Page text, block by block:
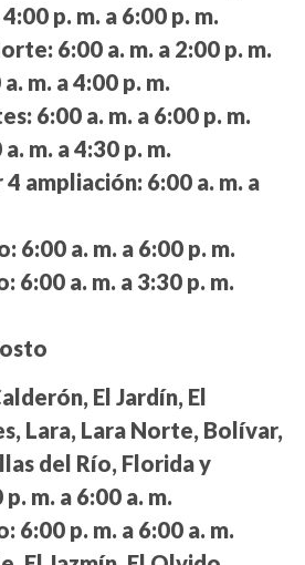
4:00 p. m. a 6:00 p. m.
6:00 a. m. a 2:00 p. m.
m. a 4:00 p. m.
6:00 a. m. a 6:00 p. m.
m. a 4:30 p. m.
ampliación: 6:00 a. m. a
6:00 a. m. a 6:00 p. m.
6:00 a. m. a 3:30 p. m.
El Jardín, El
Lara, Lara Norte, Bolívar,
del Río, Florida y
p. m. a 6:00 a. m.
6:00 p. m. a 6:00 a. m.